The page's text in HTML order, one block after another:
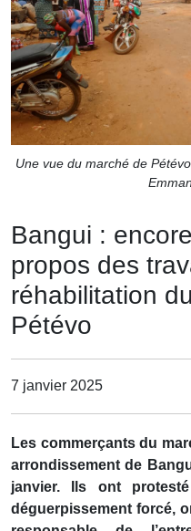
Une vue du marché de
Bangui :
propos des
réhabilitation
Pétévo
7 janvier 2025
Les commerçants du
arrondissement de
janvier. Ils ont
déguerpissement forcé,